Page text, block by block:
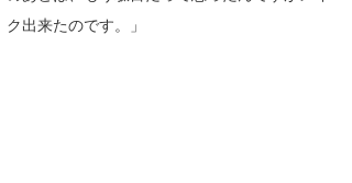
ク出来たのです。」